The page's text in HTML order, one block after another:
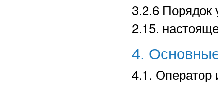
3.2.6 Порядок
2.15.
4.
4.1. Оператор